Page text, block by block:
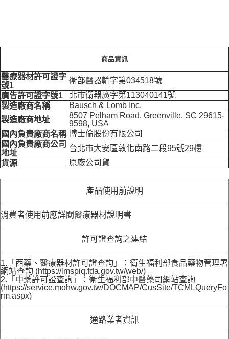
商品資訊
醫療器材許可證字
號1
衛部醫器輸字第034518號
廣告許可證字號1
北市衛器廣字第113040141號
製造廠商名稱
Bausch & Lomb Inc.
製造廠商地址
8507 Pelham Road, Greenville, SC 29615-
9598, USA
國內負責廠商名稱 博士倫股份有限公司
國內負責廠商公司
地址
台北市大安區敦化南路二段95號29樓
貨源
原廠公司貨
產品使用前說明
消費者使用前應詳閱醫療器材說明書
許可證查詢之連結
1.「西藥、醫療器材許可證查詢」：衛生福利部食品藥物管理署
網站查詢 (https://lmspiq.fda.gov.tw/web/)
2.「中藥許可證查詢」：衛生福利部中醫藥司網站查詢
(https://service.mohw.gov.tw/DOCMAP/CusSite/TCMLQueryFo
rm.aspx)
通路業者資訊